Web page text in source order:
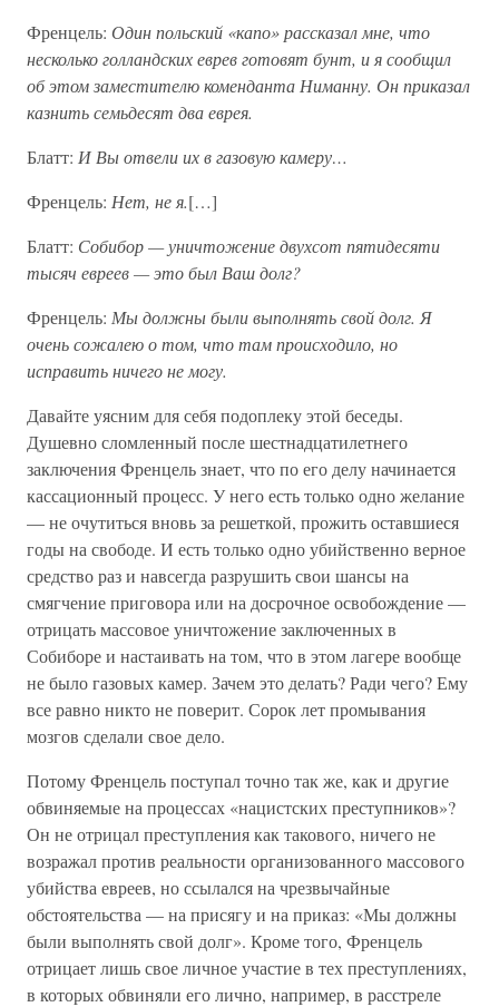
Френцель: Один польский «капо» рассказал мне, что
несколько голландских еврев готовят бунт, и я сообщил
об этом заместителю коменданта Ниманну. Он приказал
казнить семьдесят два еврея.
Блатт: И Вы отвели их в газовую камеру…
Френцель: Нет, не я.[…]
Блатт: Собибор — уничтожение двухсот пятидесяти
тысяч евреев — это был Ваш долг?
Френцель: Мы должны были выполнять свой долг. Я
очень сожалею о том, что там происходило, но
исправить ничего не могу.
Давайте уясним для себя подоплеку этой беседы.
Душевно сломленный после шестнадцатилетнего
заключения Френцель знает, что по его делу начинается
кассационный процесс. У него есть только одно желание
— не очутиться вновь за решеткой, прожить оставшиеся
годы на свободе. И есть только одно убийственно верное
средство раз и навсегда разрушить свои шансы на
смягчение приговора или на досрочное освобождение —
отрицать массовое уничтожение заключенных в
Собиборе и настаивать на том, что в этом лагере вообще
не было газовых камер. Зачем это делать? Ради чего? Ему
все равно никто не поверит. Сорок лет промывания
мозгов сделали свое дело.
Потому Френцель поступал точно так же, как и другие
обвиняемые на процессах «нацистских преступников»?
Он не отрицал преступления как такового, ничего не
возражал против реальности организованного массового
убийства евреев, но ссылался на чрезвычайные
обстоятельства — на присягу и на приказ: «Мы должны
были выполнять свой долг». Кроме того, Френцель
отрицает лишь свое личное участие в тех преступлениях,
в которых обвиняли его лично, например, в расстреле